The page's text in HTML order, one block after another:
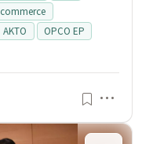
AKTO
OPCO EP